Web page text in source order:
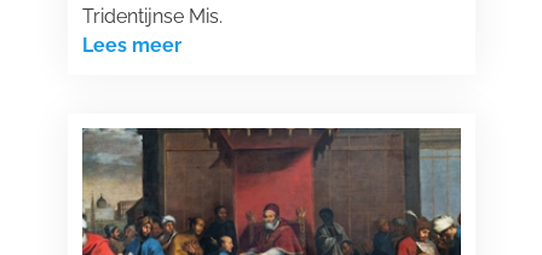
Tridentijnse Mis.
Lees meer